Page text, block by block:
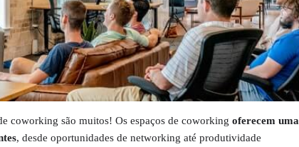
coworking são muitos! Os espaços de coworking oferecem uma
, desde oportunidades de networking até produtividade